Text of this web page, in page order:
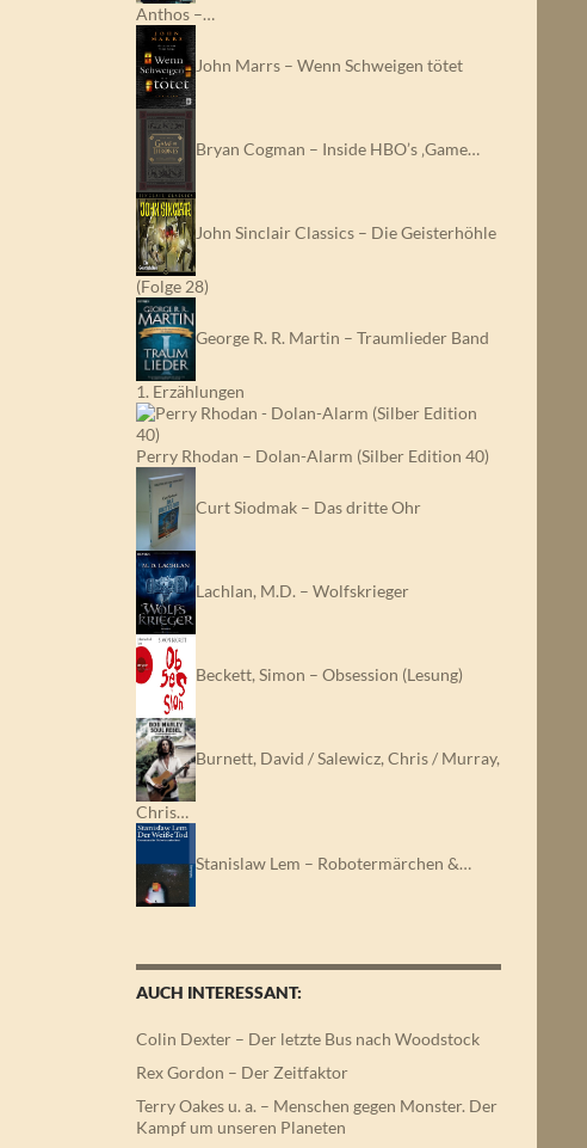
Anthos –…
John Marrs – Wenn Schweigen tötet
Bryan Cogman – Inside HBO’s ‚Game…
John Sinclair Classics – Die Geisterhöhle
(Folge 28)
George R. R. Martin – Traumlieder Band
1. Erzählungen
Perry Rhodan – Dolan-Alarm (Silber Edition 40)
Curt Siodmak – Das dritte Ohr
Lachlan, M.D. – Wolfskrieger
Beckett, Simon – Obsession (Lesung)
Burnett, David / Salewicz, Chris / Murray,
Chris…
Stanislaw Lem – Robotermärchen &…
AUCH INTERESSANT:
Colin Dexter – Der letzte Bus nach Woodstock
Rex Gordon – Der Zeitfaktor
Terry Oakes u. a. – Menschen gegen Monster. Der
Kampf um unseren Planeten